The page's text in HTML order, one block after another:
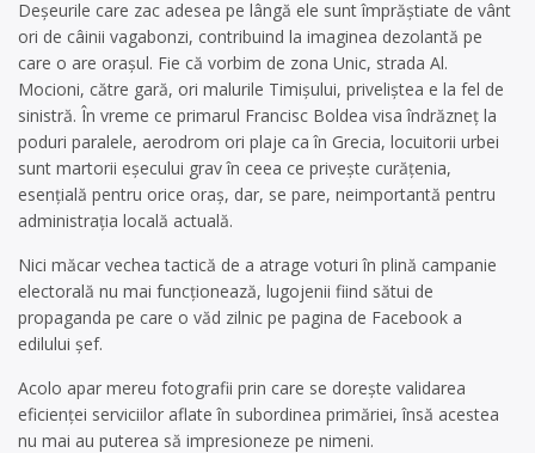
Deșeurile care zac adesea pe lângă ele sunt împrăștiate de vânt
ori de câinii vagabonzi, contribuind la imaginea dezolantă pe
care o are orașul. Fie că vorbim de zona Unic, strada Al.
Mocioni, către gară, ori malurile Timi­șu­lui, priveliștea e la fel de
si­nistră. În vreme ce primarul Francisc Boldea visa îndrăzneț la
poduri paralele, aerodrom ori plaje ca în Grecia, locuitorii urbei
sunt martorii eșecului grav în ceea ce privește curățenia,
esențială pentru orice oraș, dar, se pare, neimportantă pentru
administrația locală actuală.
Nici măcar vechea tactică de a atrage voturi în plină campanie
electorală nu mai funcționează, lugojenii fiind sătui de
propaganda pe care o văd zilnic pe pagina de Facebook a
edilului șef.
Acolo apar mereu fotografii prin care se dorește validarea
eficienței serviciilor aflate în subordinea primăriei, însă acestea
nu mai au puterea să impresioneze pe nimeni.